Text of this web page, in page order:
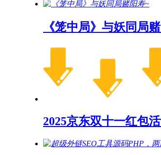
《笼中局》与妖同局
2025京东双十一红包